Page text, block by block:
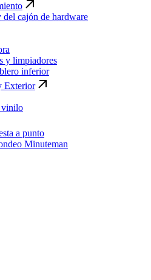
del cajón de hardware
y limpiadores
inferior
Exterior
vinilo
a punto
Minuteman